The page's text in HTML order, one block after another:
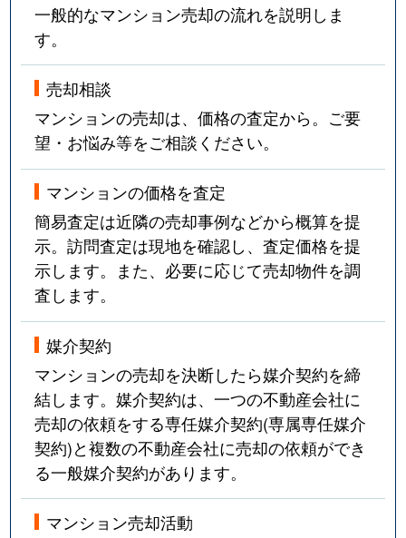
一般的なマンション売却の流れを説明しま
す。
売却相談
マンションの売却は、価格の査定から。ご要
望・お悩み等をご相談ください。
マンションの価格を査定
簡易査定は近隣の売却事例などから概算を提
示。訪問査定は現地を確認し、査定価格を提
示します。また、必要に応じて売却物件を調
査します。
媒介契約
マンションの売却を決断したら媒介契約を締
結します。媒介契約は、一つの不動産会社に
売却の依頼をする専任媒介契約(専属専任媒介
契約)と複数の不動産会社に売却の依頼ができ
る一般媒介契約があります。
マンション売却活動